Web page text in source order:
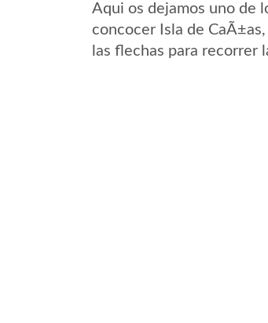
Aqui os dejamos uno de
concocer Isla de
las flechas para recorrer